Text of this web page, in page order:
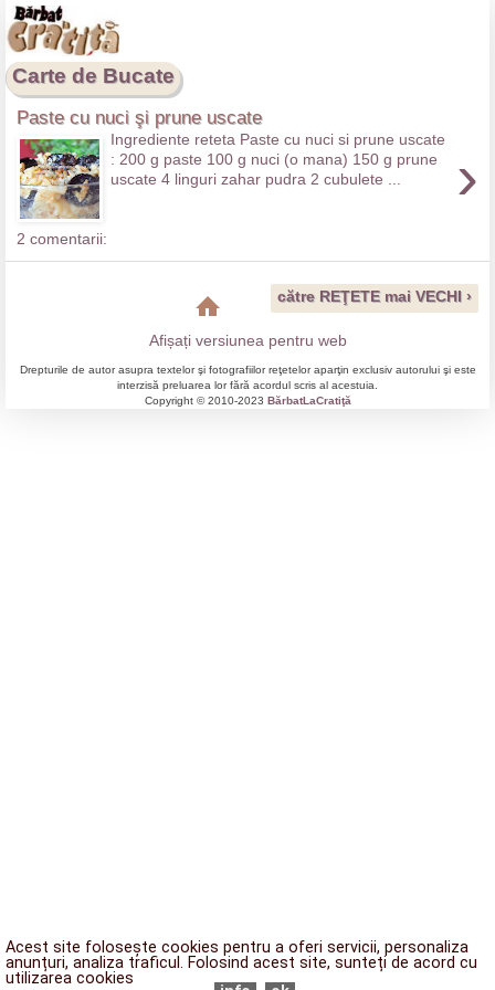
Carte de Bucate
Paste cu nuci şi prune uscate
›
Ingrediente reteta Paste cu nuci si prune uscate
: 200 g paste 100 g nuci (o mana) 150 g prune
uscate 4 linguri zahar pudra 2 cubulete ...
2 comentarii:
către REŢETE mai VECHI ›
Afișați versiunea pentru web
Drepturile de autor asupra textelor şi fotografiilor reţetelor aparţin exclusiv autorului şi este
interzisă preluarea lor fără acordul scris al acestuia.
Copyright © 2010-2023 BărbatLaCratiţă
Acest site folosește cookies pentru a oferi servicii, personaliza
anunțuri, analiza traficul. Folosind acest site, sunteți de acord cu
utilizarea cookies